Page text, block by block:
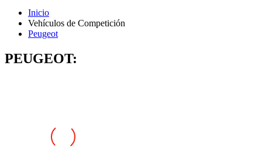
Inicio
Vehículos de Competición
Peugeot
PEUGEOT: